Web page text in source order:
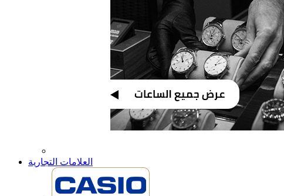
العلامات التجارية